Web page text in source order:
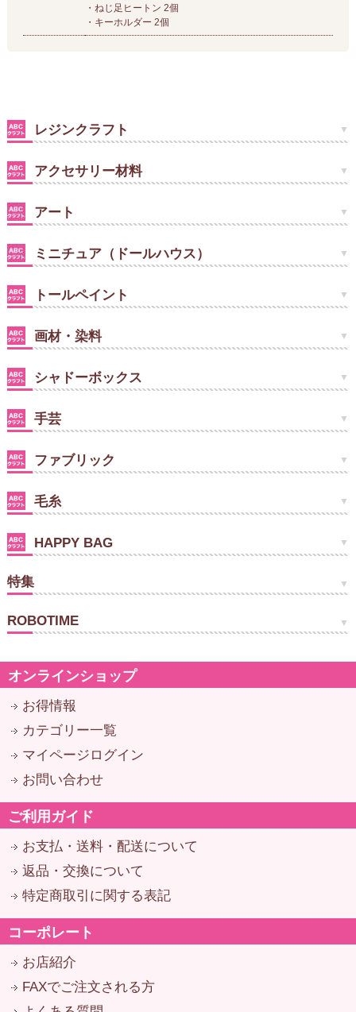
・ねじ足ヒートン 2個
・キーホルダー 2個
レジンクラフト
アクセサリー材料
アート
ミニチュア（ドールハウス）
トールペイント
画材・染料
シャドーボックス
手芸
ファブリック
毛糸
HAPPY BAG
特集
ROBOTIME
オンラインショップ
お得情報
カテゴリー一覧
マイページログイン
お問い合わせ
ご利用ガイド
お支払・送料・配送について
返品・交換について
特定商取引に関する表記
コーポレート
お店紹介
FAXでご注文される方